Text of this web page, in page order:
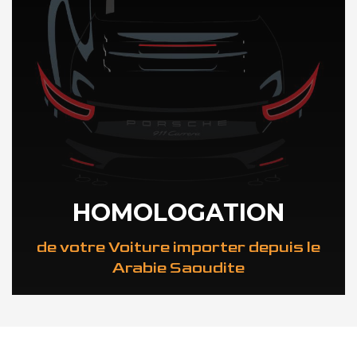
HOMOLOGATION
de votre Voiture importer depuis le
Arabie Saoudite